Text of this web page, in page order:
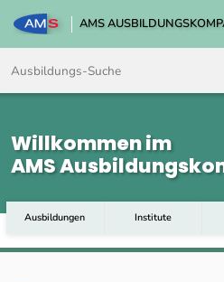
AMS
Willkommen im
AMS
Ausbildungen Institute